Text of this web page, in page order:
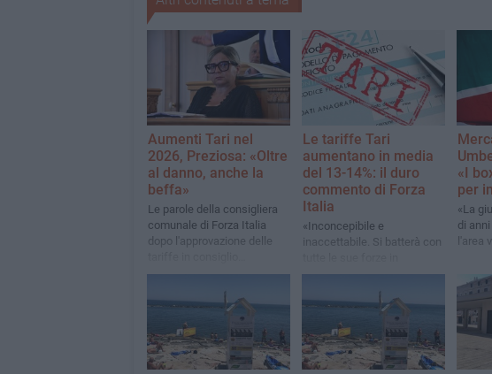
Aumenti Tari nel
2026, Preziosa: «Oltre
al danno, anche la
beffa»
Le parole della consigliera
comunale di Forza Italia
dopo l'approvazione delle
comunale
Le tariffe Tari
aumentano in media
del 13-14%: il duro
commento di Forza
Italia
«Inconcepibile e
inaccettabile. Si batterà con
consiglio comunale per
evitare questo salasso»
«I
per
«La
di
l'area